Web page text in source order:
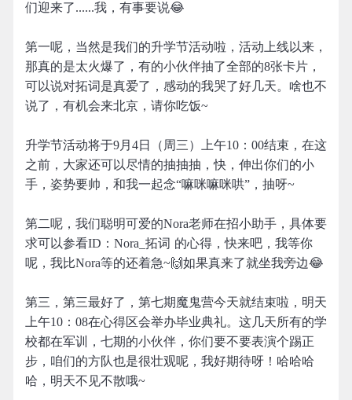
们迎来了......我，有事要说😂
第一呢，当然是我们的升学节活动啦，活动上线以来，
那真的是太火爆了，有的小伙伴抽了全部的8张卡片，
可以说对拓词是真爱了，感动的我哭了好几天。啥也不
说了，有机会来北京，请你吃饭~
升学节活动将于9月4日（周三）上午10：00结束，在这
之前，大家还可以尽情的抽抽抽，快，伸出你们的小
手，姿势要帅，和我一起念“嘛咪嘛咪哄”，抽呀~
第二呢，我们聪明可爱的Nora老师在招小助手，具体要
求可以参看ID：Nora_拓词 的心得，快来吧，我等你
呢，我比Nora等的还着急~🙌如果真来了就坐我旁边😂
第三，第三最好了，第七期魔鬼营今天就结束啦，明天
上午10：08在心得区会举办毕业典礼。这几天所有的学
校都在军训，七期的小伙伴，你们要不要表演个踢正
步，咱们的方队也是很壮观呢，我好期待呀！哈哈哈
哈，明天不见不散哦~